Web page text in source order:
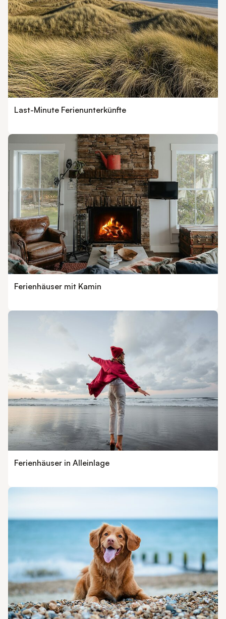
Last-Minute Ferienunterkünfte
Ferienhäuser mit Kamin
Ferienhäuser in Alleinlage